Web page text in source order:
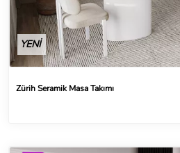
YENİ
Zürih Seramik Masa Takımı